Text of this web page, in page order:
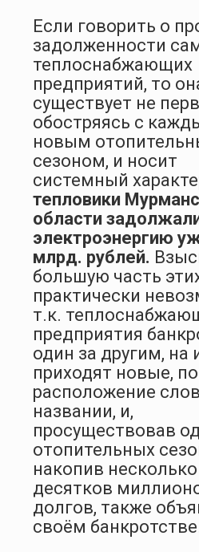
Если говорить о
задолженности
теплоснабжающих
предприятий, то
существует не
обостряясь с
новым
сезоном, и носит
системный
тепловики
области
электроэнергию
млрд. рублей.
большую часть
практически
т.к.
предприятия
один за другим, на
приходят новые,
расположение
названии, и,
просуществовав
отопительных
накопив несколько
десятков
долгов, также
своём